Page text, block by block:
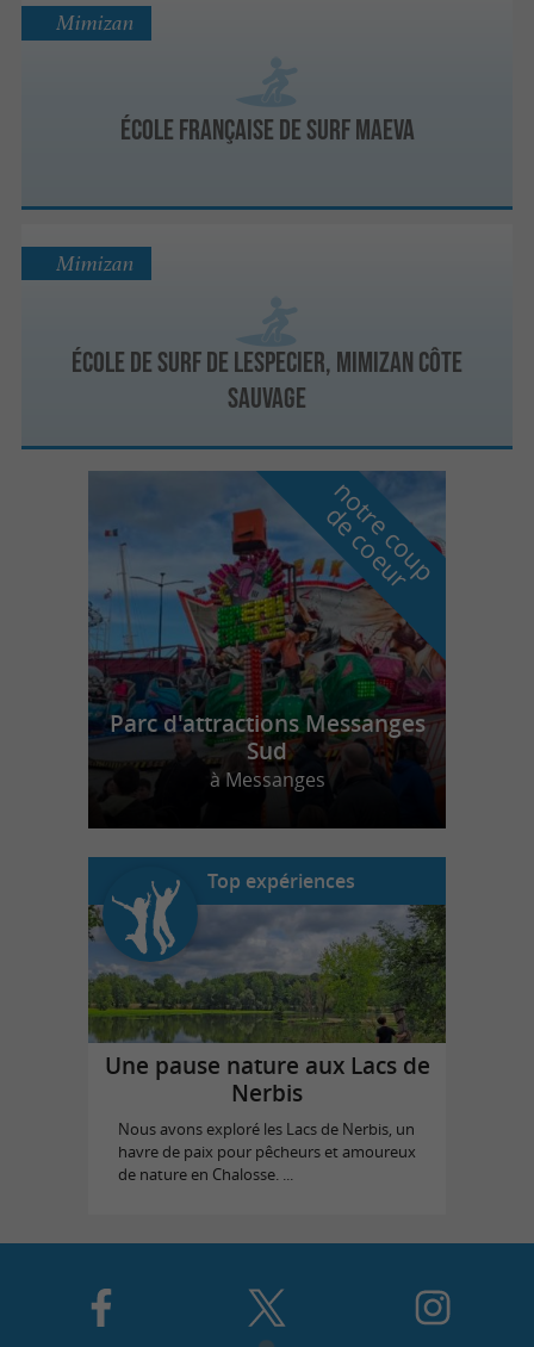
École Française de Surf Maeva
Mimizan
École de surf de Lespecier, Mimizan côte
sauvage
Mimizan
n
o
t
r
e
c
o
u
p
d
e
c
o
e
u
r
Parc d'attractions Messanges
Sud
à Messanges
Top expériences
Une pause nature aux Lacs de
Nerbis
Nous avons exploré les Lacs de Nerbis, un
havre de paix pour pêcheurs et amoureux
de nature en Chalosse. ...